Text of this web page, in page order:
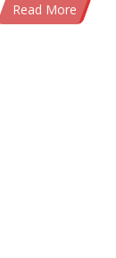
Read More